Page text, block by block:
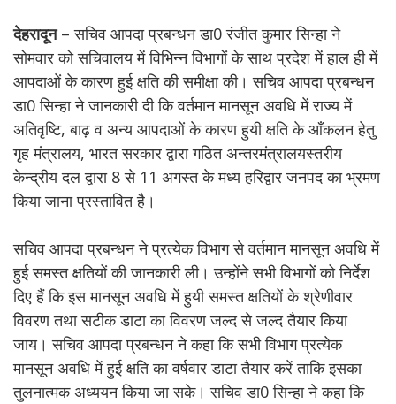
देहरादून– सचिव आपदा प्रबन्धन डा0 रंजीत कुमार सिन्हा ने
सोमवार को सचिवालय में विभिन्न विभागों के साथ प्रदेश में हाल ही में
आपदाओं के कारण हुई क्षति की समीक्षा की। सचिव आपदा प्रबन्धन
डा0 सिन्हा ने जानकारी दी कि वर्तमान मानसून अवधि में राज्य में
अतिवृष्टि, बाढ़ व अन्य आपदाओं के कारण हुयी क्षति के आँकलन हेतु
गृह मंत्रालय, भारत सरकार द्वारा गठित अन्तरमंत्रालयस्तरीय
केन्द्रीय दल द्वारा 8 से 11 अगस्त के मध्य हरिद्वार जनपद का भ्रमण
किया जाना प्रस्तावित है।
सचिव आपदा प्रबन्धन ने प्रत्येक विभाग से वर्तमान मानसून अवधि में
हुई समस्त क्षतियों की जानकारी ली। उन्होंने सभी विभागों को निर्देश
दिए हैं कि इस मानसून अवधि में हुयी समस्त क्षतियों के श्रेणीवार
विवरण तथा सटीक डाटा का विवरण जल्द से जल्द तैयार किया
जाय। सचिव आपदा प्रबन्धन ने कहा कि सभी विभाग प्रत्येक
मानसून अवधि में हुई क्षति का वर्षवार डाटा तैयार करें ताकि इसका
तुलनात्मक अध्ययन किया जा सके। सचिव डा0 सिन्हा ने कहा कि